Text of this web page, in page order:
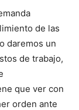
de las
daremos un
de trabajo,
que ver con
orden ante